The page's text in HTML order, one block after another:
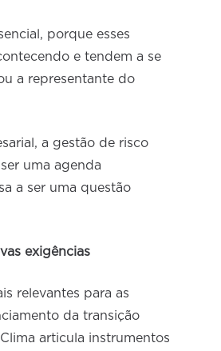
porque esses
e tendem a se
a representante do
a gestão de risco
uma agenda
a ser uma questão
exigências
relevantes para as
da transição
articula instrumentos